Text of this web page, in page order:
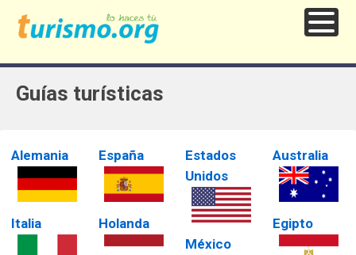
Guías turísticas
Alemania
Italia
España
Holanda
Estados
Unidos
México
Australia
Egipto